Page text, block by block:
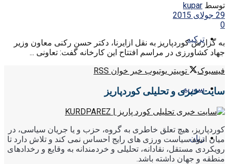
ترکیه
سوریه
زنان
توسط kupar
29 جولای 2015
0
به گزارش کوردپاریز به نقل ازایرنا، دکتر حسن رکنی معاون وزیر
جهاد کشاورزی در مراسم افتتاح این کارخانه گفت: تعاونی ...
فیسبوک
توییتر یوتیوب خبر خوان RSS
سایت خبری و تحلیلی کوردپاریز
کوردپاریز، هیچ تعلق خاطری به گروه، حزب و یا جریان سیاسی، در
میان انبوه سیاست ورزی های رایج احساس نمی کند و تلاش دارد تا
رویکردی مستقل، نقادانه، تحلیلی و خردمندانه به وقایع و رخدادهای
منطقه و جهان داشته باشد.